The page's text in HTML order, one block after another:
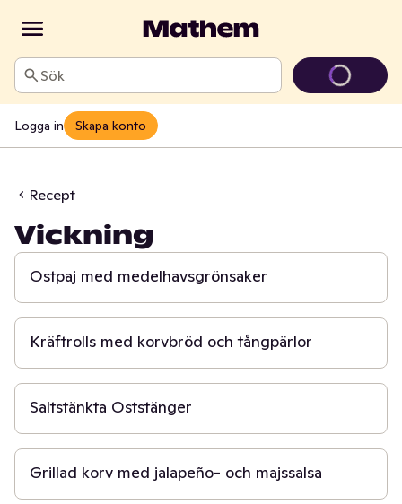
Sök
Logga in Skapa konto
Recept
Vickning
50 min
Ostpaj med medelhavsgrönsaker
15 min
Kräftrolls med korvbröd och tångpärlor
15 min
Saltstänkta Oststänger
20 min
Grillad korv med jalapeño- och majssalsa
1 t